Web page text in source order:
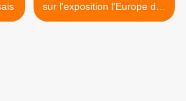
sur l'exposition l'Europe des
Lumières >